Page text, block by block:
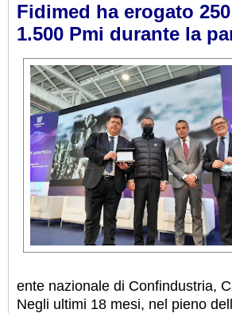
Fidimed ha erogato
1.500 Pmi durante la
ente nazionale di Confindustria,
Negli ultimi 18 mesi, nel pieno